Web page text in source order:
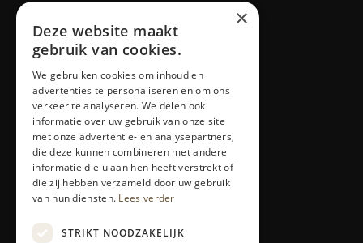
Blog
Producten
Alle producten
LED-therapie
×
Deze website maakt
gebruik van cookies.
We gebruiken cookies om inhoud en
advertenties te personaliseren en om ons
verkeer te analyseren. We delen ook
informatie over uw gebruik van onze site
met onze advertentie- en analysepartners,
die deze kunnen combineren met andere
informatie die u aan hen heeft verstrekt of
die zij hebben verzameld door uw gebruik
van hun diensten. Lees verder
STRIKT NOODZAKELIJK